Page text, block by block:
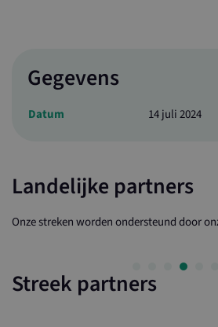
Gegevens
Datum 14 juli 2024
Landelijke partners
Onze streken worden ondersteund door
Streek partners